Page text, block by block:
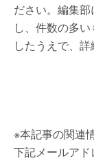
ださい。編集
し、件数の多
したうえで、
※本記事の関連
下記メールアド